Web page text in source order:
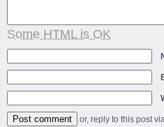
Some HTML is OK
or, reply to this post